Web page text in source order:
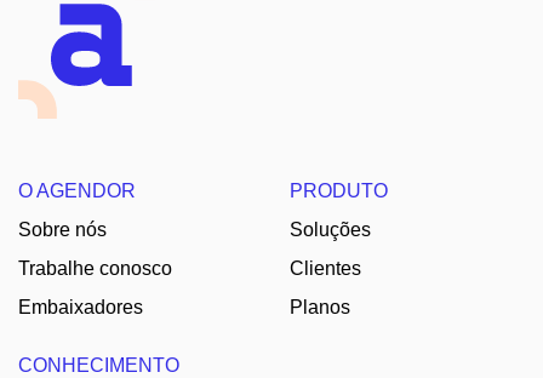
O AGENDOR
Sobre nós
Trabalhe conosco
Embaixadores
PRODUTO
Soluções
Clientes
Planos
CONHECIMENTO